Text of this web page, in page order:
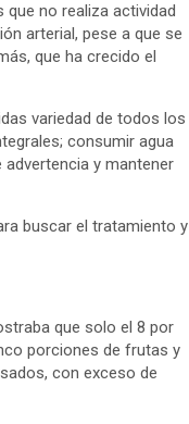
no realiza actividad
arterial, pese a que se
que ha crecido el
variedad de todos los
consumir agua
y mantener
buscar el tratamiento y
que solo el 8 por
porciones de frutas y
con exceso de